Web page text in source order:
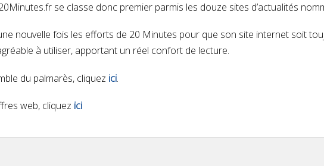
se classe donc premier parmis les douze sites d’actualités
nouvelle fois les efforts de 20 Minutes pour que son site internet soit
à utiliser, apportant un réel confort de lecture.
du palmarès, cliquez ici.
web, cliquez ici